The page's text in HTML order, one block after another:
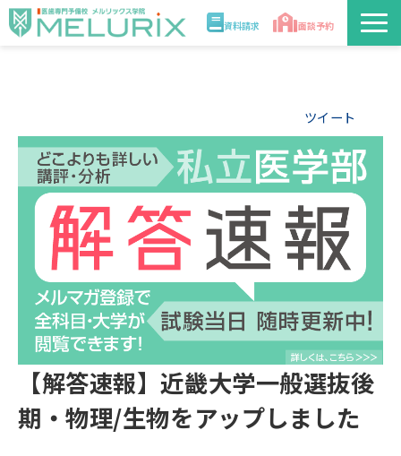
資料請求 面談予約
入学案内
合格実績・合格体験記
医学部解答速報2026
ツイート
【解答速報】近畿大学一般選抜後
期・物理/生物をアップしました